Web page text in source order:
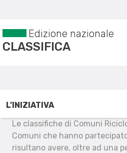
Edizione nazionale
CLASSIFICA
L’INIZIATIVA
Le classifiche di Comuni
Comuni che hanno
risultano avere, oltre ad una